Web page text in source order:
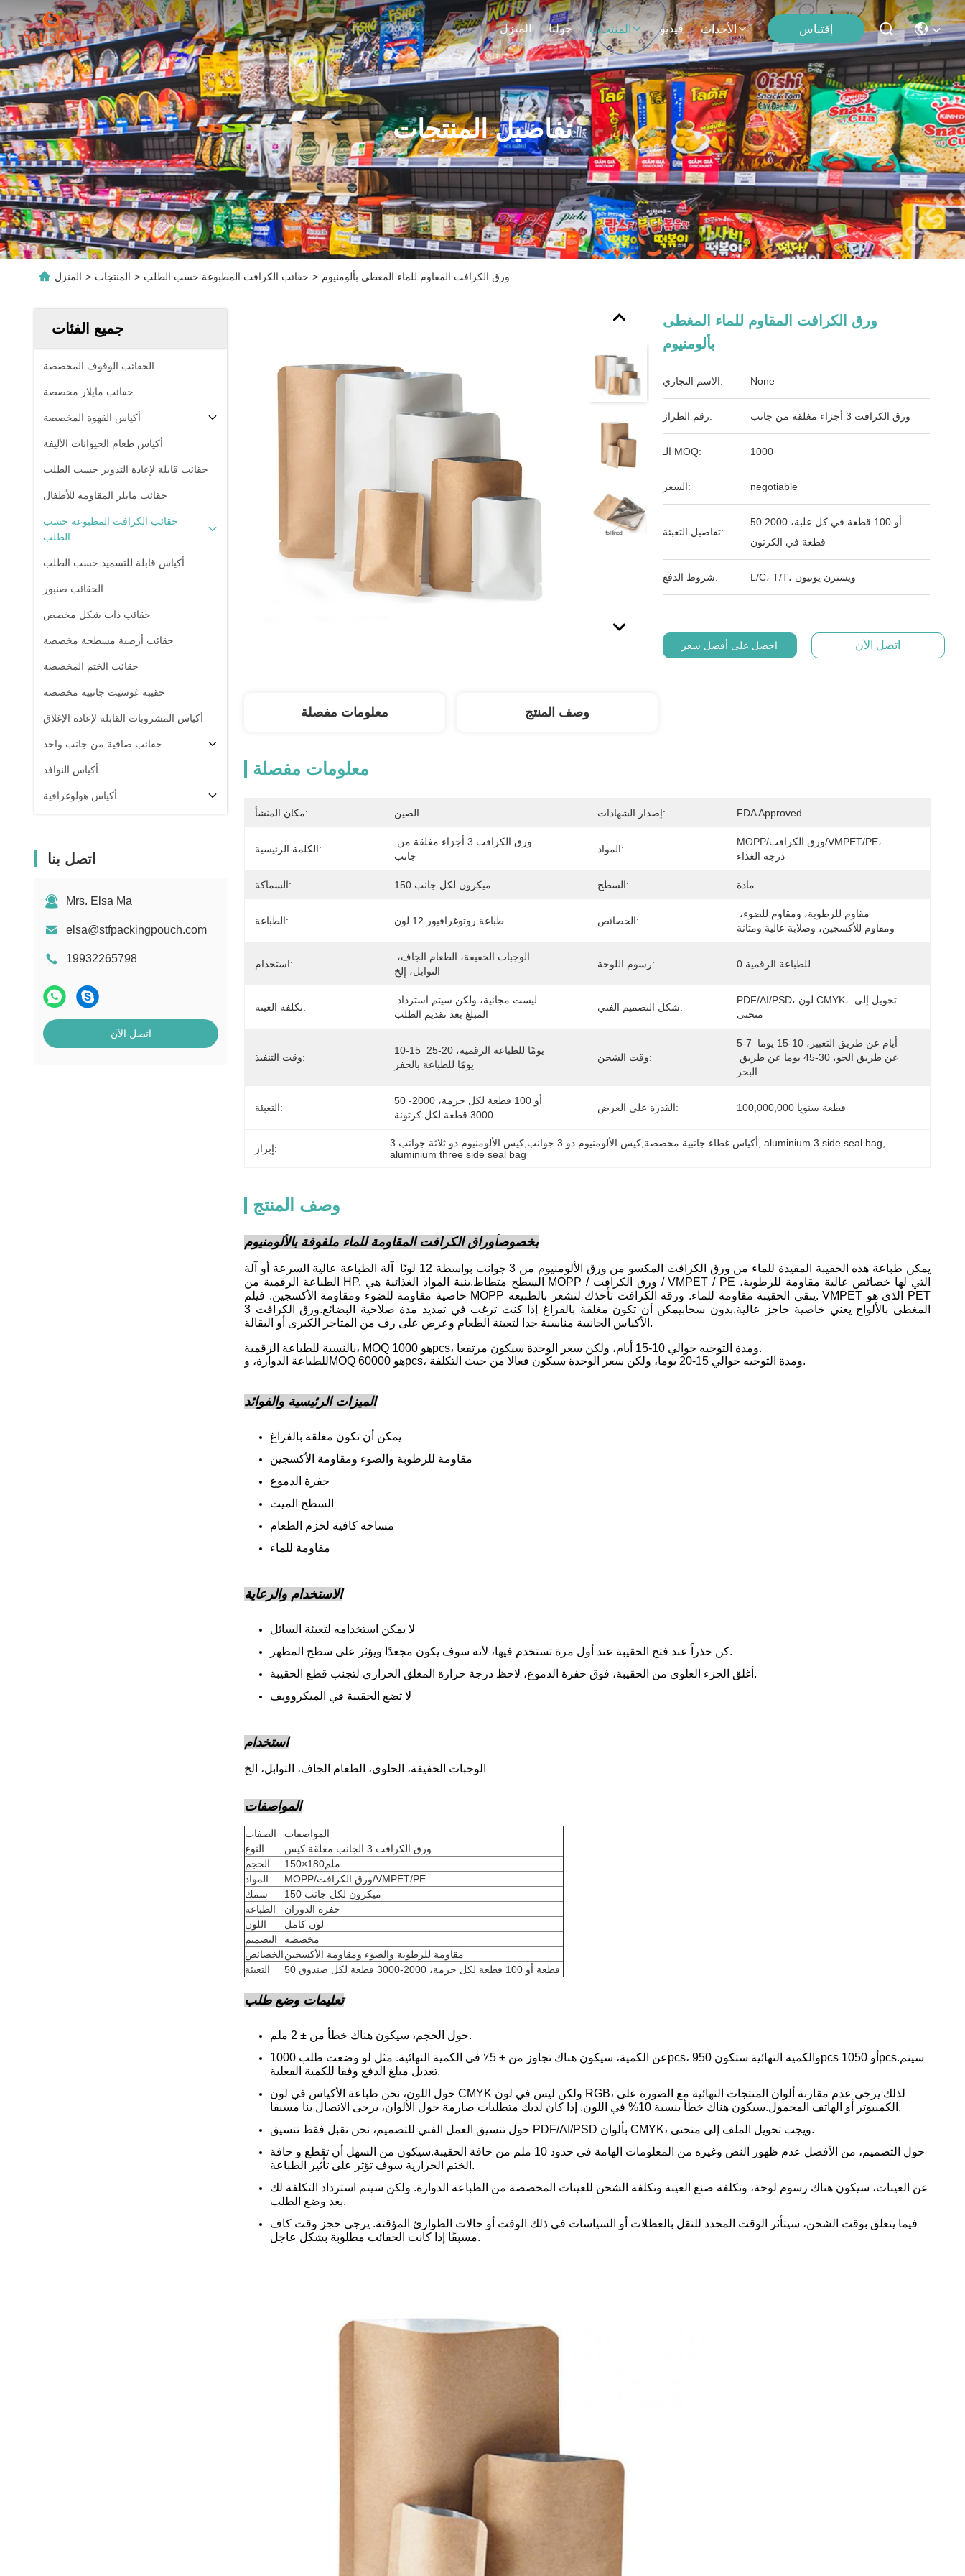
المنزل حولنا المنتجات فيديو الأحداث إقتباس
تفاصيل المنتجات
المنزل > المنتجات > حقائب الكرافت المطبوعة حسب الطلب > ورق الكرافت المقاوم للماء المغطى بألومنيوم
جميع الفئات
الحقائب الوقوف المخصصة
حقائب مايلار مخصصة
أكياس القهوة المخصصة
أكياس طعام الحيوانات الأليفة
حقائب قابلة لإعادة التدوير حسب الطلب
حقائب مايلر المقاومة للأطفال
حقائب الكرافت المطبوعة حسب
الطلب
أكياس قابلة للتسميد حسب الطلب
الحقائب صنبور
حقائب ذات شكل مخصص
حقائب أرضية مسطحة مخصصة
حقائب الختم المخصصة
حقيبة غوسيت جانبية مخصصة
أكياس المشروبات القابلة لإعادة الإغلاق
حقائب صافية من جانب واحد
أكياس النوافذ
أكياس هولوغرافية
اتصل بنا
Mrs. Elsa Ma
elsa@stfpackingpouch.com
19932265798
اتصل الآن
ورق الكرافت المقاوم للماء المغطى
بألومنيوم
الاسم التجاري: None
رقم الطراز: ورق الكرافت 3 أجزاء مغلقة من جانب
الـ MOQ: 1000
السعر: negotiable
تفاصيل التعبئة:
50 أو 100 قطعة في كل علبة، 2000
قطعة في الكرتون
شروط الدفع: L/C، T/T، ويسترن يونيون
احصل على أفضل سعر اتصل الآن
معلومات مفصلة وصف المنتج
معلومات مفصلة
مكان المنشأ: الصين إصدار الشهادات: FDA Approved
الكلمة الرئيسية:
جانب
المواد:
MOPP/ورق الكرافت/VMPET/PE،
درجة الغذاء
السماكة: 150 ميكرون لكل جانب السطح: مادة
الطباعة: طباعة روتوغرافيور 12 لون الخصائص:
ومقاوم للأكسجين، وصلابة عالية ومتانة
استخدام:
التوابل، إلخ
رسوم اللوحة: 0 للطباعة الرقمية
تكلفة العينة:
المبلغ بعد تقديم الطلب
شكل التصميم الفني:
PDF/AI/PSD، لون CMYK، تحويل إلى
منحنى
وقت التنفيذ:
10-15 يومًا للطباعة الرقمية، 20-25
يومًا للطباعة بالحفر
وقت الشحن:
5-7 أيام عن طريق التعبير، 10-15 يوما
البحر
التعبئة:
50 أو 100 قطعة لكل حزمة، 2000-
3000 قطعة لكل كرتونة
القدرة على العرض: 100,000,000 قطعة سنويا
إبراز: 3 أكياس غطاء جانبية مخصصة,كيس الألومنيوم ذو 3 جوانب,كيس الألومنيوم ذو ثلاثة جوانب , aluminium 3 side seal bag
aluminium three side seal bag
وصف المنتج
بخصوصأوراق الكرافت المقاومة للماء ملفوفة بالألومنيوم
يمكن طباعة هذه الحقيبة المقيدة للماء من ورق الكرافت المكسو من ورق الألومنيوم من 3 جوانب بواسطة 12 لونًا ‬ آلة الطباعة عالية السرعة أو آلة
الطباعة الرقمية من HP. السطح متطاط.بنية المواد الغذائية هي MOPP / ورق الكرافت / VMPET / PE التي لها خصائص عالية مقاومة للرطوبة،
خاصية مقاومة للضوء ومقاومة الأكسجين. فيلم MOPP يبقي الحقيبة مقاومة للماء. ورقة الكرافت تأخذك لتشعر بالطبيعة. VMPET الذي هو PET
المغطى بالألواح يعني خاصية حاجز عالية.بدون سحابيمكن أن تكون مغلقة بالفراغ إذا كنت ترغب في تمديد مدة صلاحية البضائع.ورق الكرافت 3
الأكياس الجانبية مناسبة جدا لتعبئة الطعام وعرض على رف من المتاجر الكبرى أو البقالة.
بالنسبة للطباعة الرقمية، MOQ هو 1000pcs، ومدة التوجيه حوالي 10-15 أيام، ولكن سعر الوحدة سيكون مرتفعا.
للطباعة الدوارة، وMOQ هو 60000pcs، ومدة التوجيه حوالي 15-20 يوما، ولكن سعر الوحدة سيكون فعالا من حيث التكلفة.
الميزات الرئيسية والفوائد
يمكن أن تكون مغلقة بالفراغ
مقاومة للرطوبة والضوء ومقاومة الأكسجين
حفرة الدموع
السطح الميت
مساحة كافية لحزم الطعام
مقاومة للماء
الاستخدام والرعاية
لا يمكن استخدامه لتعبئة السائل
كن حذراً عند فتح الحقيبة عند أول مرة تستخدم فيها، لأنه سوف يكون مجعدًا ويؤثر على سطح المظهر.
أغلق الجزء العلوي من الحقيبة، فوق حفرة الدموع، لاحظ درجة حرارة المغلق الحراري لتجنب قطع الحقيبة.
لا تضع الحقيبة في الميكروويف
استخدام
الوجبات الخفيفة، الحلوى، الطعام الجاف، التوابل، الخ
المواصفات
الصفات
المواصفات
النوع
ورق الكرافت 3 الجانب مغلقة كيس
الحجم
150×180ملم
المواد
MOPP/ورق الكرافت/VMPET/PE
سمك
150 ميكرون لكل جانب
الطباعة
حفرة الدوران
اللون
لون كامل
التصميم
مخصصة
الخصائصمقاومة للرطوبة والضوء ومقاومة الأكسجين
التعبئة
50 قطعة أو 100 قطعة لكل حزمة، 2000-3000 قطعة لكل صندوق
تعليمات وضع طلب
حول الحجم، سيكون هناك خطأ من ± 2 ملم.
عن الكمية، سيكون هناك تجاوز من ± 5٪ في الكمية النهائية. مثل لو وضعت طلب 1000pcs، والكمية النهائية ستكون 950pcs أو 1050pcs.سيتم
تعديل مبلغ الدفع وفقا للكمية الفعلية.
حول اللون، نحن طباعة الأكياس في لون CMYK ولكن ليس في لون RGB، لذلك يرجى عدم مقارنة ألوان المنتجات النهائية مع الصورة على
الكمبيوتر أو الهاتف المحمول. سيكون هناك خطأ بنسبة 10% في اللون. إذا كان لديك متطلبات صارمة حول الألوان، يرجى الاتصال بنا مسبقا.
حول تنسيق العمل الفني للتصميم، نحن نقبل فقط تنسيق PDF/AI/PSD بألوان CMYK، ويجب تحويل الملف إلى منحنى.
حول التصميم، من الأفضل عدم ظهور النص وغيره من المعلومات الهامة في حدود 10 ملم من حافة الحقيبة.سيكون من السهل أن تقطع و حافة
الختم الحرارية سوف تؤثر على تأثير الطباعة.
عن العينات، سيكون هناك رسوم لوحة، وتكلفة صنع العينة وتكلفة الشحن للعينات المخصصة من الطباعة الدوارة. ولكن سيتم استرداد التكلفة لك
بعد وضع الطلب.
فيما يتعلق بوقت الشحن، سيتأثر الوقت المحدد للنقل بالعطلات أو السياسات في ذلك الوقت أو حالات الطوارئ المؤقتة. يرجى حجز وقت كاف
مسبقًا إذا كانت الحقائب مطلوبة بشكل عاجل.